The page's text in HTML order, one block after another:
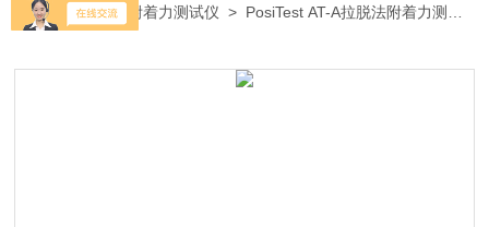
列
>拉脱法附着力测试仪 > PosiTest AT-A拉脱法附着力测试